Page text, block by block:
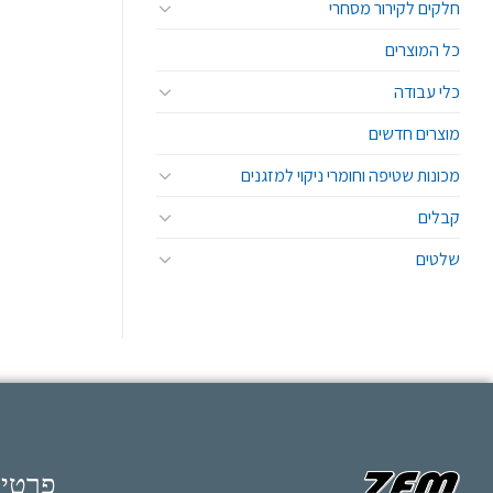
חלקים לקירור מסחרי
כל המוצרים
כלי עבודה
מוצרים חדשים
מכונות שטיפה וחומרי ניקוי למזגנים
קבלים
שלטים